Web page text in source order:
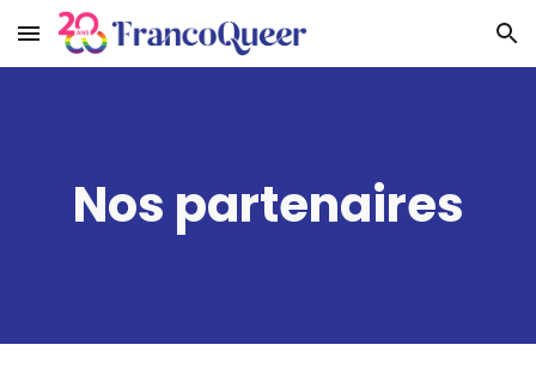
Skip to main content Skip to navigation
Nos partenaires